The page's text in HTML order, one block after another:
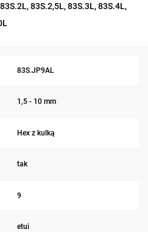
83S.2,5L, 83S.3L, 83S.4L,
83S.JP9AL
1,5 - 10 mm
Hex z kulką
tak
9
etui